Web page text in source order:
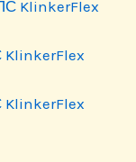
KlinkerFlex
KlinkerFlex